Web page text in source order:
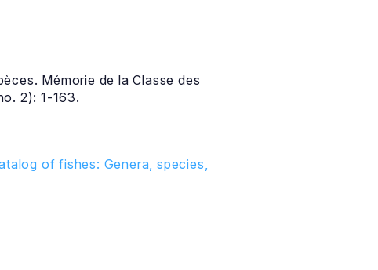
Mémorie de la Classe des
2): 1-163.
of fishes: Genera, species,